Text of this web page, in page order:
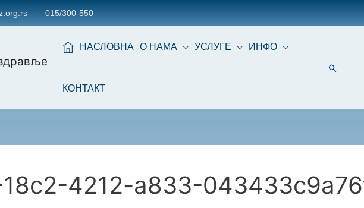
015/300-550
НАСЛОВНА О НАМА УСЛУГЕ ИНФО
КОНТАКТ
4212-a833-